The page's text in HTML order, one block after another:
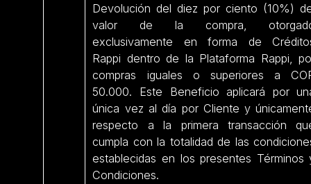
Devolución del diez por ciento (10%)
valor de la compra,
exclusivamente en forma de
Rappi dentro de la Plataforma Rappi,
compras iguales o superiores a
50.000. Este Beneficio aplicará por
única vez al día por Cliente y
respecto a la primera transacción
cumpla con la totalidad de las
establecidas en los presentes Términos
Condiciones.